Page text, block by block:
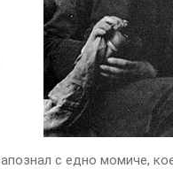
с едно момиче,